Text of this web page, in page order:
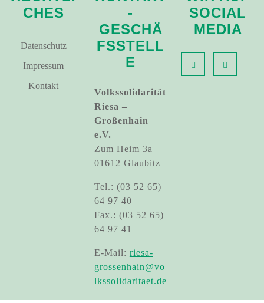
CHES
Datenschutz
Impressum
Kontakt
-
GESCHÄ
FSSTELL
E
Volkssolidarität
Riesa –
Großenhain
e.V.
Zum Heim 3a
01612 Glaubitz
Tel.: (03 52 65)
64 97 40
Fax.: (03 52 65)
64 97 41
E-Mail: riesa-
grossenhain@vo
lkssolidaritaet.de
SOCIAL
MEDIA